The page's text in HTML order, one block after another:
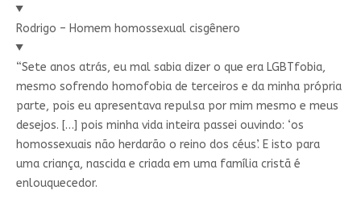
Rodrigo – Homem homossexual cisgênero
“Sete anos atrás, eu mal sabia dizer o que era LGBTfobia,
mesmo sofrendo homofobia de terceiros e da minha própria
parte, pois eu apresentava repulsa por mim mesmo e meus
desejos. […] pois minha vida inteira passei ouvindo: ‘os
homossexuais não herdarão o reino dos céus’. E isto para
uma criança, nascida e criada em uma família cristã é
enlouquecedor.